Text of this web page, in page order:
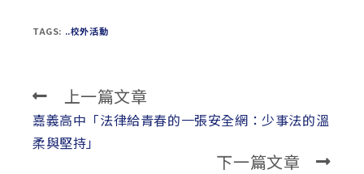
TAGS: ..校外活動
Read
more
articles
上一篇文章
嘉義高中「法律給青春的一張安全網：少事法的溫
柔與堅持」
下一篇文章